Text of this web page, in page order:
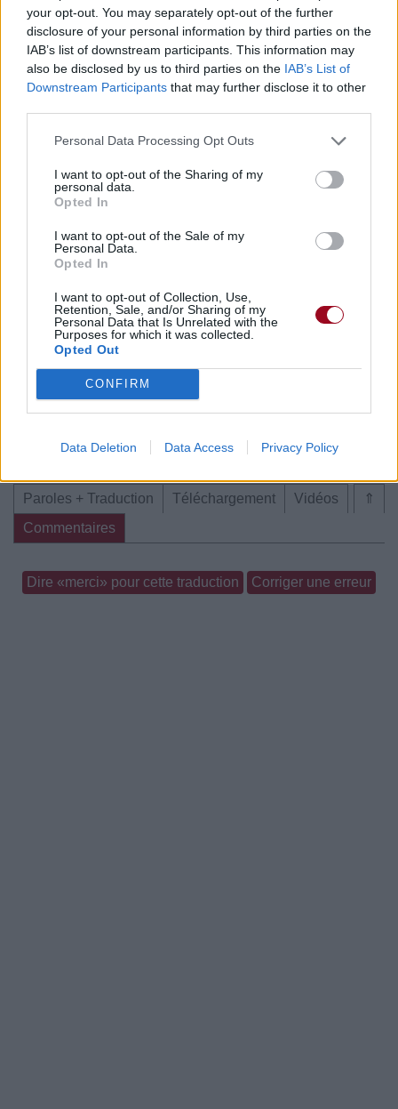
your opt-out. You may separately opt-out of the further
disclosure of your personal information by third parties on the
IAB’s list of downstream participants. This information may
also be disclosed by us to third parties on the IAB’s List of
Downstream Participants that may further disclose it to other
Personal Data Processing Opt Outs
I want to opt-out of the Sharing of my
personal data.
Opted In
I want to opt-out of the Sale of my
Personal Data.
Opted In
I want to opt-out of Collection, Use,
Retention, Sale, and/or Sharing of my
Personal Data that Is Unrelated with the
Purposes for which it was collected.
Opted Out
CONFIRM
Data Deletion Data Access Privacy Policy
Télécharger légalement les MP3 sur
Télécharger légalement les MP3 ou trouver le CD sur
Trouver des vinyles et des CD sur
Trouver un instrument de musique ou une partition au
Commentaires
Voir la vidéo de «Live With Me»
Concert/Live
Chanson sans vidéo Concert/Live
⇑
Paroles + Traduction Téléchargement
Vidéos
Commentaires
Dire «merci» pour cette traduction Corriger une erreur